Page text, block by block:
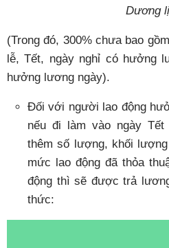
Dương
(Trong đó, 300% chưa bao
lễ, Tết, ngày nghỉ có hưởng
hưởng lương ngày).
Đối với người lao động
nếu đi làm vào ngày
thêm số lượng, khối
mức lao động đã thỏa
động thì sẽ được trả
thức: